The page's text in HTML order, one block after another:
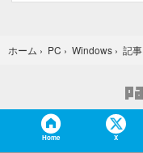
ホーム › PC › Windows › 記事
Home X